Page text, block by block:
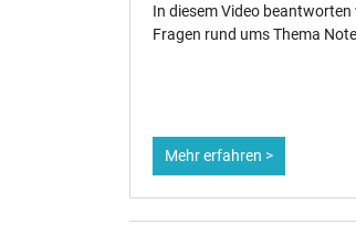
In diesem Video
Fragen rund ums Thema
Mehr erfahren >